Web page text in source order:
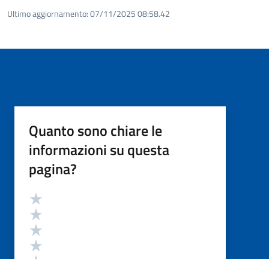
Ultimo aggiornamento:07/11/2025 08:58.42
Quanto sono chiare le
informazioni su questa
pagina?
Valutazione